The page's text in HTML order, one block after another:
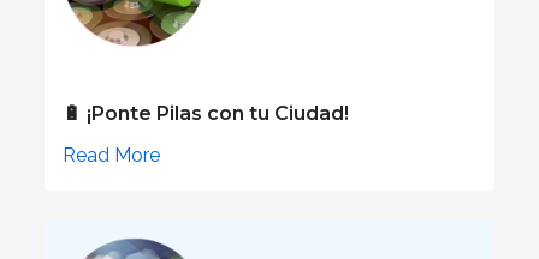
🔋 ¡Ponte Pilas con tu Ciudad!
Read More